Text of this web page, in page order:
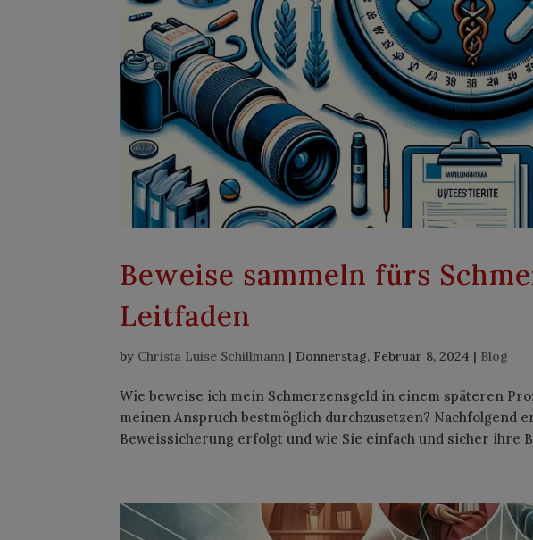
Beweise sammeln fürs
Leitfaden
by Christa Luise Schillmann | Donnerstag, Februar 8, 2024 | Blog
Wie beweise ich mein Schmerzensgeld in einem späteren
meinen Anspruch bestmöglich durchzusetzen? Nachfolgend
Beweissicherung erfolgt und wie Sie einfach und sicher ihre